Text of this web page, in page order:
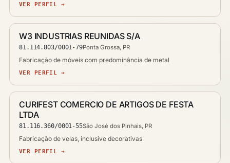
VER PERFIL →
W3 INDUSTRIAS REUNIDAS S/A
81.114.803/0001-79Ponta Grossa, PR
Fabricação de móveis com predominância de metal
VER PERFIL →
CURIFEST COMERCIO DE ARTIGOS DE FESTA
LTDA
81.116.360/0001-55São José dos Pinhais, PR
Fabricação de velas, inclusive decorativas
VER PERFIL →